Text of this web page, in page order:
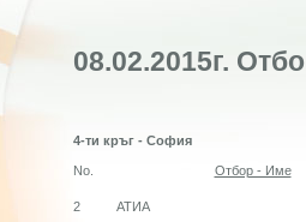
08.02.2015г.
4-ти кръг - София
No. Отбор - Име
2
АТИА